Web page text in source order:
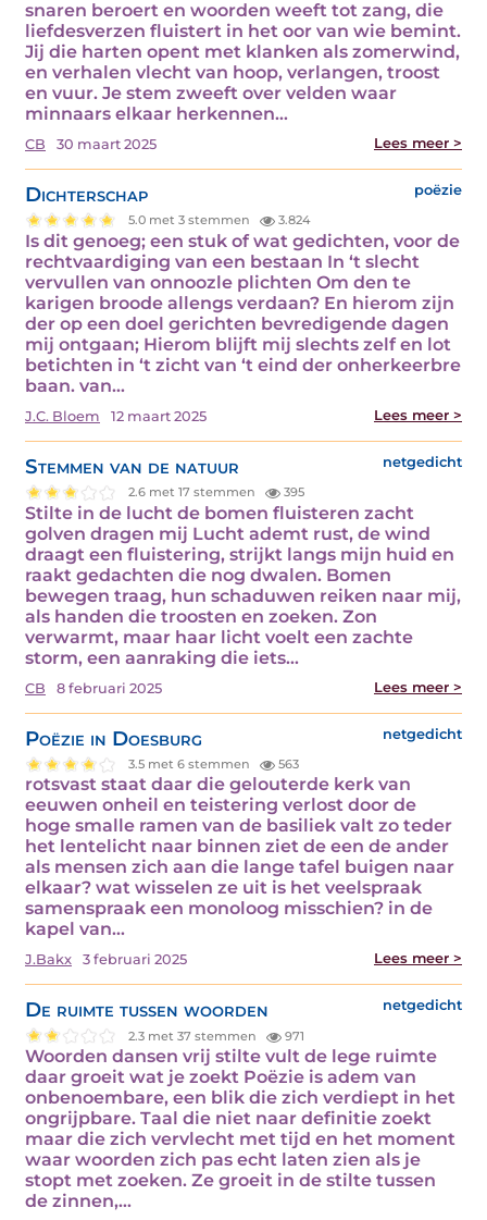
snaren beroert en woorden weeft tot zang, die
liefdesverzen fluistert in het oor van wie bemint.
Jij die harten opent met klanken als zomerwind,
en verhalen vlecht van hoop, verlangen, troost
en vuur. Je stem zweeft over velden waar
minnaars elkaar herkennen…
CB 30 maart 2025 Lees meer >
Dichterschap poëzie
5.0 met 3 stemmen 3.824
Is dit genoeg; een stuk of wat gedichten, voor de
rechtvaardiging van een bestaan In ‘t slecht
vervullen van onnoozle plichten Om den te
karigen broode allengs verdaan? En hierom zijn
der op een doel gerichten bevredigende dagen
mij ontgaan; Hierom blijft mij slechts zelf en lot
betichten in ‘t zicht van ‘t eind der onherkeerbre
baan. van…
J.C. Bloem 12 maart 2025 Lees meer >
Stemmen van de natuur netgedicht
2.6 met 17 stemmen 395
Stilte in de lucht de bomen fluisteren zacht
golven dragen mij Lucht ademt rust, de wind
draagt een fluistering, strijkt langs mijn huid en
raakt gedachten die nog dwalen. Bomen
bewegen traag, hun schaduwen reiken naar mij,
als handen die troosten en zoeken. Zon
verwarmt, maar haar licht voelt een zachte
storm, een aanraking die iets…
CB 8 februari 2025 Lees meer >
Poëzie in Doesburg netgedicht
3.5 met 6 stemmen 563
rotsvast staat daar die gelouterde kerk van
eeuwen onheil en teistering verlost door de
hoge smalle ramen van de basiliek valt zo teder
het lentelicht naar binnen ziet de een de ander
als mensen zich aan die lange tafel buigen naar
elkaar? wat wisselen ze uit is het veelspraak
samenspraak een monoloog misschien? in de
kapel van…
J.Bakx 3 februari 2025 Lees meer >
De ruimte tussen woorden netgedicht
2.3 met 37 stemmen 971
Woorden dansen vrij stilte vult de lege ruimte
daar groeit wat je zoekt Poëzie is adem van
onbenoembare, een blik die zich verdiept in het
ongrijpbare. Taal die niet naar definitie zoekt
maar die zich vervlecht met tijd en het moment
waar woorden zich pas echt laten zien als je
stopt met zoeken. Ze groeit in de stilte tussen
de zinnen,…